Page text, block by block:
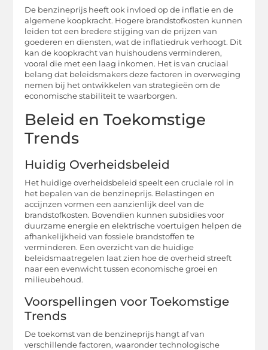
De benzineprijs heeft ook invloed op de inflatie en de
algemene koopkracht. Hogere brandstofkosten kunnen
leiden tot een bredere stijging van de prijzen van
goederen en diensten, wat de inflatiedruk verhoogt. Dit
kan de koopkracht van huishoudens verminderen,
vooral die met een laag inkomen. Het is van cruciaal
belang dat beleidsmakers deze factoren in overweging
nemen bij het ontwikkelen van strategieën om de
economische stabiliteit te waarborgen.
Beleid en Toekomstige
Trends
Huidig Overheidsbeleid
Het huidige overheidsbeleid speelt een cruciale rol in
het bepalen van de benzineprijs. Belastingen en
accijnzen vormen een aanzienlijk deel van de
brandstofkosten. Bovendien kunnen subsidies voor
duurzame energie en elektrische voertuigen helpen de
afhankelijkheid van fossiele brandstoffen te
verminderen. Een overzicht van de huidige
beleidsmaatregelen laat zien hoe de overheid streeft
naar een evenwicht tussen economische groei en
milieubehoud.
Voorspellingen voor Toekomstige
Trends
De toekomst van de benzineprijs hangt af van
verschillende factoren, waaronder technologische